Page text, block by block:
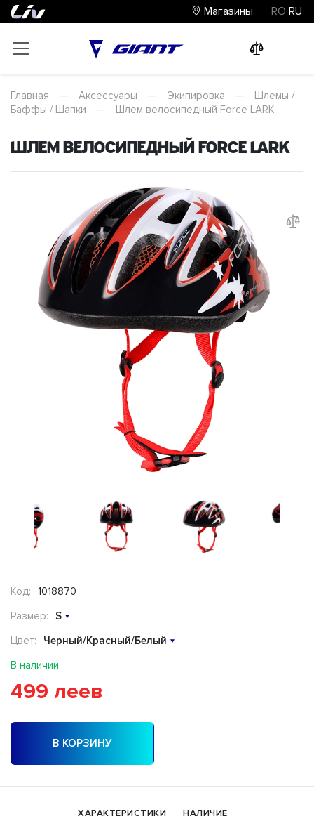
Магазины RO RU
Главная — Аксессуары — Экипировка —
Шлемы /
Баффы / Шапки
— Шлем велосипедный Force LARK
Шлем велосипедный Force LARK
Код:
1018870
Размер:
S
Цвет:
Черный/Красный/Белый
В наличии
499 леев
В КОРЗИНУ
ХАРАКТЕРИСТИКИ НАЛИЧИЕ